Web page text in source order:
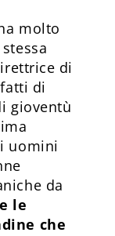
molto
di
di
gioventù
uomini
da
le
che